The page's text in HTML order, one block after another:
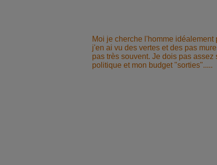
Moi je cherche l'homme idéalement
j'en ai vu des vertes et des pas
pas très souvent. Je dois pas assez
politique et mon budget "sorties".....